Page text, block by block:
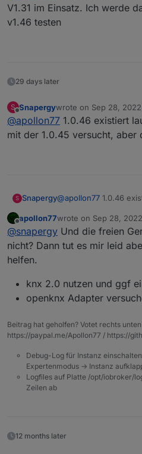
V1.31 im Einsatz. Ich werde
v1.46 testen
29 days later
S
Offline
Snapergywrote on Sep 28,
last edited by
@apollon77 1.0.46 existiert
mit der 1.0.45 versucht, aber
S Snapergy@apollon77 1.0.46
nicht...
apollon77wrote on Sep 28,
last edited by
@snapergy Und die freien
nicht? Dann tut es mir leid
helfen.
knx 2.0 nutzen und ggf
openknx Adapter
Beitrag hat geholfen? Votet rechts
https://paypal.me/Apollon77 / https://
Debug-Log für Instanz
Expertenmodus -> Instanz
Logfiles auf Platte /opt/iobroker/
Zeilen ab
12 months later